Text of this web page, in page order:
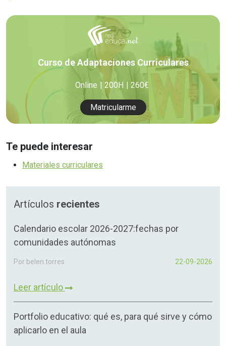
Curso de Adaptaciones Curriculares
Online 200H 260€
Matricularme
Te puede interesar
Materiales curriculares
Artículos recientes
Calendario escolar 2026-2027:fechas por
comunidades autónomas
Por belen.torres 22-09-2026
Leer artículo
Portfolio educativo: qué es, para qué sirve y cómo
aplicarlo en el aula